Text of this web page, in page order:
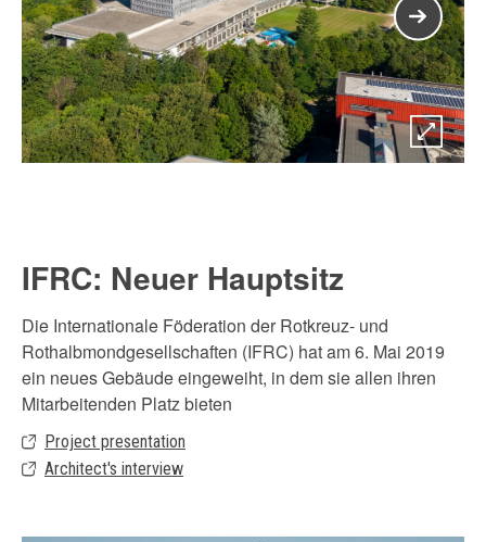
IFRC: Neuer Hauptsitz
Die Internationale Föderation der Rotkreuz- und
Rothalbmondgesellschaften (IFRC) hat am 6. Mai 2019
ein neues Gebäude eingeweiht, in dem sie allen ihren
Mitarbeitenden Platz bieten
Project presentation
Architect's interview